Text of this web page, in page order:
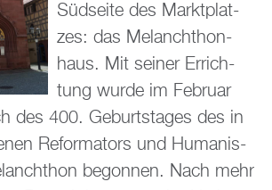
Süd­sei­te des Markt­plat­
zes: das Me­lan­chthon­
haus. Mit sei­ner Er­rich­
tung wurde im Fe­bru­ar
des 400. Ge­burts­ta­ges des in
Re­for­ma­tors und Hu­ma­nis­
be­gon­nen. Nach mehr